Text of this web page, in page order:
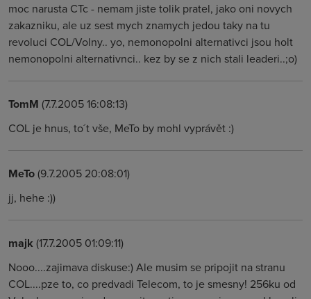
moc narusta CTc - nemam jiste tolik pratel, jako oni novych
zakazniku, ale uz sest mych znamych jedou taky na tu
revoluci COL/Volny.. yo, nemonopolni alternativci jsou holt
nemonopolni alternativnci.. kez by se z nich stali leaderi..;o)
TomM (7.7.2005 16:08:13)
COL je hnus, to´t vše, MeTo by mohl vyprávět :)
MeTo(9.7.2005 20:08:01)
jj, hehe :))
majk (17.7.2005 01:09:11)
Nooo....zajimava diskuse:) Ale musim se pripojit na stranu
COL....pze to, co predvadi Telecom, to je smesny! 256ku od